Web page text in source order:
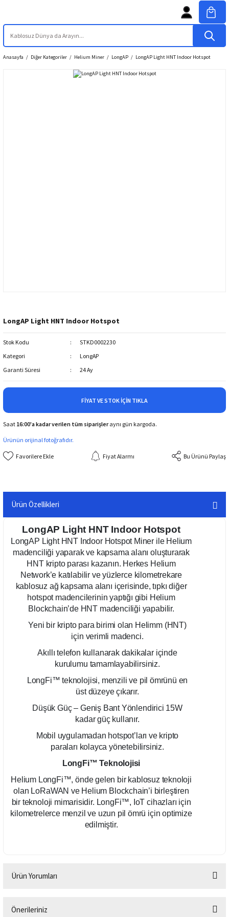
Anasayfa Diğer Kategoriler Helium Miner LongAP LongAP Light HNT Indoor Hotspot
LongAP Light HNT Indoor Hotspot
Stok Kodu
STKD0002230
Kategori
LongAP
Garanti Süresi
24 Ay
FIYAT VE STOK İÇIN TIKLA
Saat 16:00'a kadar verilen tüm siparişleraynı gün kargoda.
Ürünün orijinal fotoğrafıdır.
Fiyat Alarmı Bu Ürünü Paylaş
Ürün Özellikleri
LongAP Light HNT Indoor Hotspot
LongAP Light HNT Indoor Hotspot Miner ile Helium
madenciliği yaparak ve kapsama alanı oluşturarak
HNT kripto parası kazanın. Herkes Helium
Network’e katılabilir ve yüzlerce kilometrekare
kablosuz ağ kapsama alanı içerisinde, tıpkı diğer
hotspot madencilerinin yaptığı gibi Helium
Blockchain’de HNT madenciliği yapabilir.
Yeni bir kripto para birimi olan Helimm (HNT)
için verimli madenci.
Akıllı telefon kullanarak dakikalar içinde
kurulumu tamamlayabilirsiniz.
LongFi™ teknolojisi, menzili ve pil ömrünü en
üst düzeye çıkarır.
Düşük Güç – Geniş Bant Yönlendirici 15W
kadar güç kullanır.
Mobil uygulamadan hotspot’ları ve kripto
paraları kolayca yönetebilirsiniz.
LongFi™ Teknolojisi
Helium LongFi™, önde gelen bir kablosuz teknoloji
olan LoRaWAN ve Helium Blockchain’i birleştiren
bir teknoloji mimarisidir. LongFi™, IoT cihazları için
kilometrelerce menzil ve uzun pil ömrü için optimize
edilmiştir.
Ürün Yorumları
Önerileriniz